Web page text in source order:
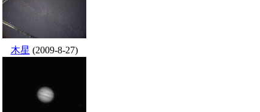
木星 (2009-8-27)